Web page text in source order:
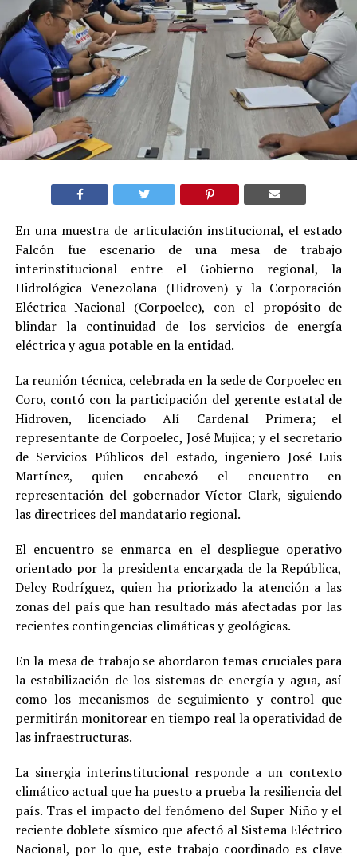
En una muestra de articulación institucional, el estado
Falcón fue escenario de una mesa de trabajo
interinstitucional entre el Gobierno regional, la
Hidrológica Venezolana (Hidroven) y la Corporación
Eléctrica Nacional (Corpoelec), con el propósito de
blindar la continuidad de los servicios de energía
eléctrica y agua potable en la entidad.
La reunión técnica, celebrada en la sede de Corpoelec en
Coro, contó con la participación del gerente estatal de
Hidroven, licenciado Alí Cardenal Primera; el
representante de Corpoelec, José Mujica; y el secretario
de Servicios Públicos del estado, ingeniero José Luis
Martínez, quien encabezó el encuentro en
representación del gobernador Víctor Clark, siguiendo
las directrices del mandatario regional.
El encuentro se enmarca en el despliegue operativo
orientado por la presidenta encargada de la República,
Delcy Rodríguez, quien ha priorizado la atención a las
zonas del país que han resultado más afectadas por las
recientes contingencias climáticas y geológicas.
En la mesa de trabajo se abordaron temas cruciales para
la estabilización de los sistemas de energía y agua, así
como los mecanismos de seguimiento y control que
permitirán monitorear en tiempo real la operatividad de
las infraestructuras.
La sinergia interinstitucional responde a un contexto
climático actual que ha puesto a prueba la resiliencia del
país. Tras el impacto del fenómeno del Super Niño y el
reciente doblete sísmico que afectó al Sistema Eléctrico
Nacional, por lo que, este trabajo coordinado es clave